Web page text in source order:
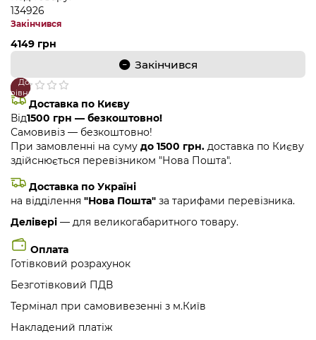
134926
Закінчився
4149 грн
Закінчився
В
закладки
До
Доставка по Києву
Від1500 грн — безкоштовно!
Самовивіз — безкоштовно!
При замовленні на суму до 1500 грн. доставка по Києву
здійснюється перевізником "Нова Пошта".
Доставка по Україні
на відділення "Нова Пошта" за тарифами перевізника.
Делівері — для великогабаритного товару.
Оплата
Готівковий розрахунок
Безготівковий ПДВ
Термінал при самовивезенні з м.Київ
Накладений платіж